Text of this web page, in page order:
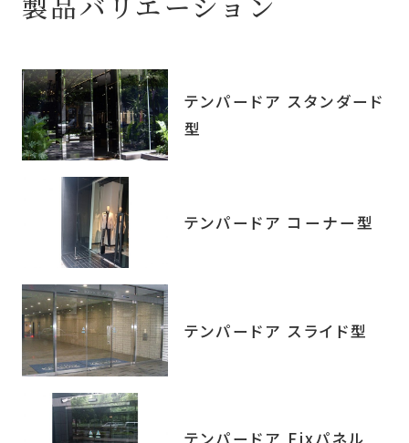
テンパードア スタンダード
型
テンパードア コーナー型
テンパードア スライド型
テンパードア Fixパネル